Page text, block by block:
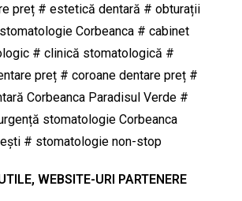
preț # estetică dentară # obturații
Corbeanca # cabinet
# clinică stomatologică #
preț # coroane dentare preț #
Corbeanca Paradisul Verde #
stomatologie Corbeanca
# stomatologie non-stop
WEBSITE-URI PARTENERE